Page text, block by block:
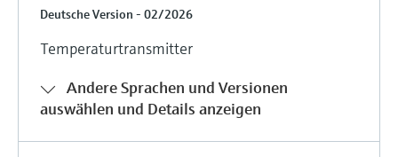
Deutsche Version - 02/2026
Temperaturtransmitter
Andere Sprachen und Versionen
auswählen und Details anzeigen